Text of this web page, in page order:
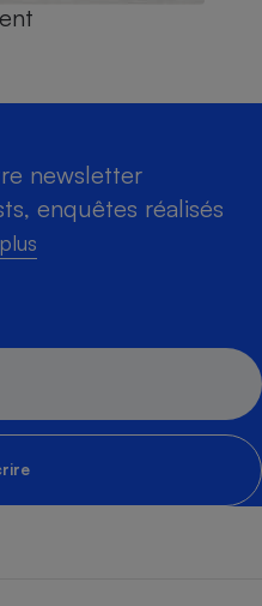
newsletter
enquêtes réalisés